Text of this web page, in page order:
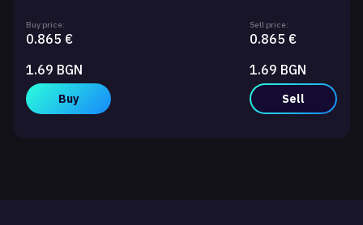
Buy price:
0.865 €
1.69 BGN
Buy
Sell price:
0.865 €
1.69 BGN
Sell